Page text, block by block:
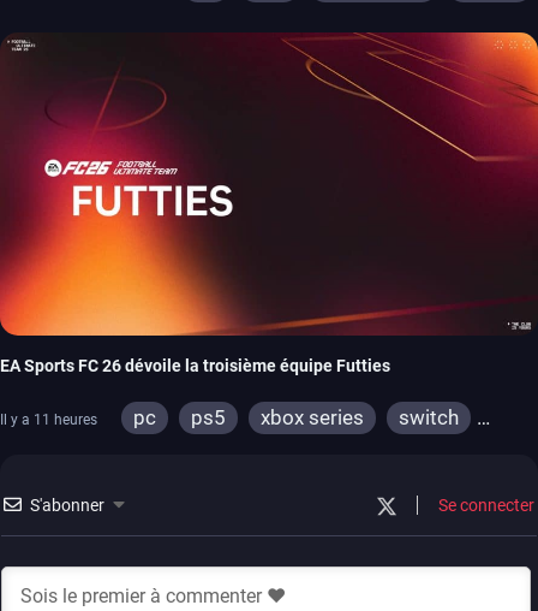
EA Sports FC 26 dévoile la troisième équipe Futties
Il y a 11 heures pc ps5 xbox series
switch
S'abonner Se connecter